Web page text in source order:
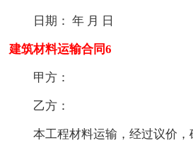
日期： 年 月 日
建筑材料运输合同6
甲方：
乙方：
本工程材料运输，经过议价